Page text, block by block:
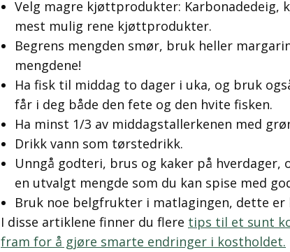
Velg magre kjøttprodukter: Karbonadedeig,
mest mulig rene kjøttprodukter.
Begrens mengden smør, bruk heller
mengdene!
Ha fisk til middag to dager i uka, og bruk
får i deg både den fete og den hvite fisken.
Ha minst 1/3 av middagstallerkenen med
Drikk vann som tørstedrikk.
Unngå godteri, brus og kaker på
en utvalgt mengde som du kan spise med
Bruk noe belgfrukter i matlagingen, dette
I disse artiklene finner du flere tips til et sunt
fram for å gjøre smarte endringer i kostholdet.